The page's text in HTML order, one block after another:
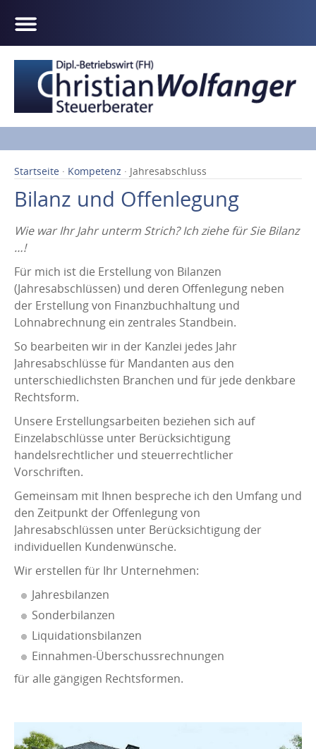
Startseite · Kompetenz · Jahresabschluss
Bilanz und Offenlegung
Wie war Ihr Jahr unterm Strich? Ich ziehe für Sie Bilanz
…!
Für mich ist die Erstellung von Bilanzen
(Jahresabschlüssen) und deren Offenlegung neben
der Erstellung von Finanzbuchhaltung und
Lohnabrechnung ein zentrales Standbein.
So bearbeiten wir in der Kanzlei jedes Jahr
Jahresabschlüsse für Mandanten aus den
unterschiedlichsten Branchen und für jede denkbare
Rechtsform.
Unsere Erstellungsarbeiten beziehen sich auf
Einzelabschlüsse unter Berücksichtigung
handelsrechtlicher und steuerrechtlicher
Vorschriften.
Gemeinsam mit Ihnen bespreche ich den Umfang und
den Zeitpunkt der Offenlegung von
Jahresabschlüssen unter Berücksichtigung der
individuellen Kundenwünsche.
Wir erstellen für Ihr Unternehmen:
Jahresbilanzen
Sonderbilanzen
Liquidationsbilanzen
Einnahmen-Überschussrechnungen
für alle gängigen Rechtsformen.